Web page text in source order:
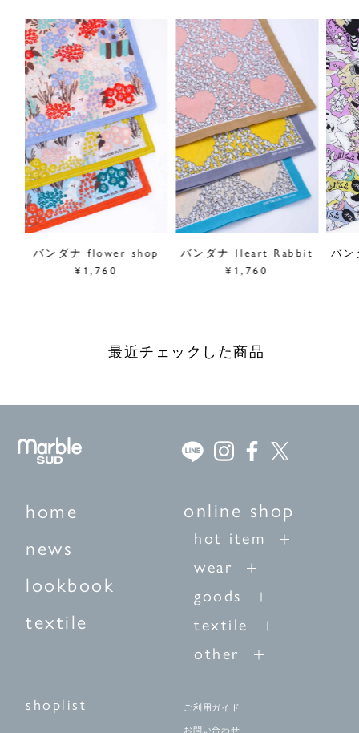
バンダナ flower shop
¥1,760
バンダナ Heart Rabbit
¥1,760
バ
最近チェックした商品
home
news
lookbook
textile
online shop
hot item
wear
goods
textile
other
shoplist ご利用ガイド
お問い合わせ